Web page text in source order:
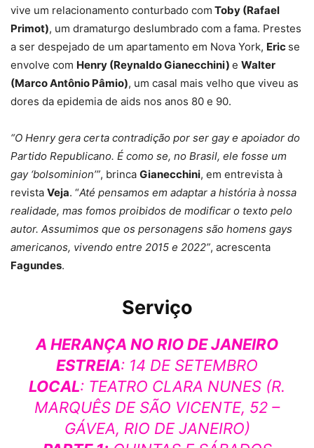
vive um relacionamento conturbado com Toby (Rafael
Primot), um dramaturgo deslumbrado com a fama. Prestes
a ser despejado de um apartamento em Nova York, Eric se
envolve com Henry (Reynaldo Gianecchini) e Walter
(Marco Antônio Pâmio), um casal mais velho que viveu as
dores da epidemia de aids nos anos 80 e 90.
“O Henry gera certa contradição por ser gay e apoiador do
Partido Republicano. É como se, no Brasil, ele fosse um
gay ‘bolsominion’”, brinca Gianecchini, em entrevista à
revista Veja. “Até pensamos em adaptar a história à nossa
realidade, mas fomos proibidos de modificar o texto pelo
autor. Assumimos que os personagens são homens gays
americanos, vivendo entre 2015 e 2022”, acrescenta
Fagundes.
Serviço
A HERANÇA NO RIO DE JANEIRO
ESTREIA: 14 DE SETEMBRO
LOCAL: TEATRO CLARA NUNES (R.
MARQUÊS DE SÃO VICENTE, 52 –
GÁVEA, RIO DE JANEIRO)